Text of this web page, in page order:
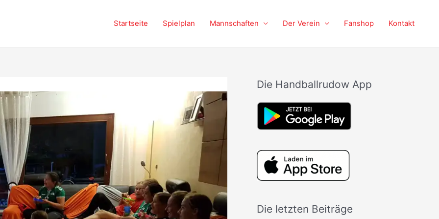
Startseite Spielplan Mannschaften Der Verein Fanshop Kontakt
Die Handballrudow App
Die letzten Beiträge